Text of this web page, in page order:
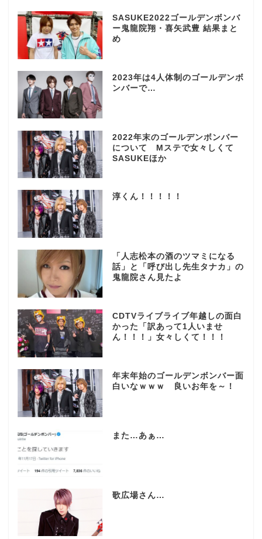
SASUKE2022ゴールデンボンバ
ー鬼龍院翔・喜矢武豊 結果まと
め
2023年は4人体制のゴールデンボ
ンバーで…
2022年末のゴールデンボンバー
について Mステで女々しくて
SASUKEほか
淳くん！！！！！
「人志松本の酒のツマミになる
話」と「呼び出し先生タナカ」の
鬼龍院さん見たよ
CDTVライブライブ年越しの面白
かった「訳あって1人いませ
ん！！！」女々しくて！！！
年末年始のゴールデンボンバー面
白いなｗｗｗ 良いお年を～！
また…あぁ…
歌広場さん…